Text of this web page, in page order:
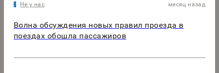
Не у нас месяц назад
Волна обсуждения новых правил проезда в
поездах обошла пассажиров